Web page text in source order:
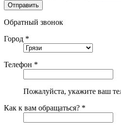
Обратный звонок
Город *
Телефон *
Пожалуйста, укажите ваш
Как к вам обращаться? *